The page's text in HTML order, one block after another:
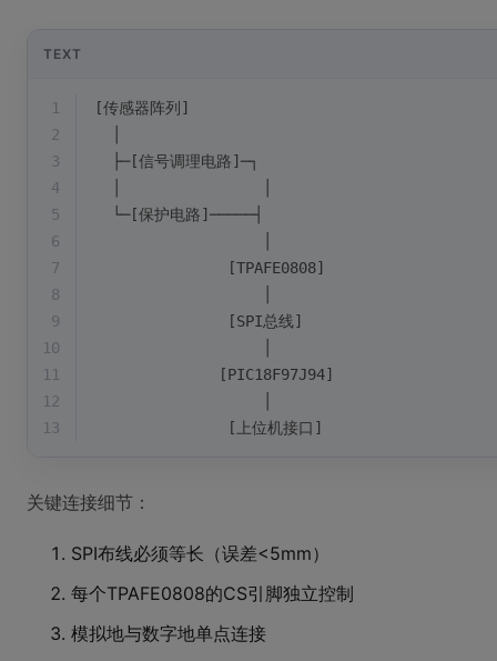
TEXT
1
[传感器阵列]
2
3
  ├─[信号调理电路]─┐
4
5
  └─[保护电路]─────┤
6
7
               [TPAFE0808]
8
9
               [SPI总线]
10
11
              [PIC18F97J94]
12
13
               [上位机接口]
关键连接细节：
SPI布线必须等长（误差<5mm）
每个TPAFE0808的CS引脚独立控制
模拟地与数字地单点连接